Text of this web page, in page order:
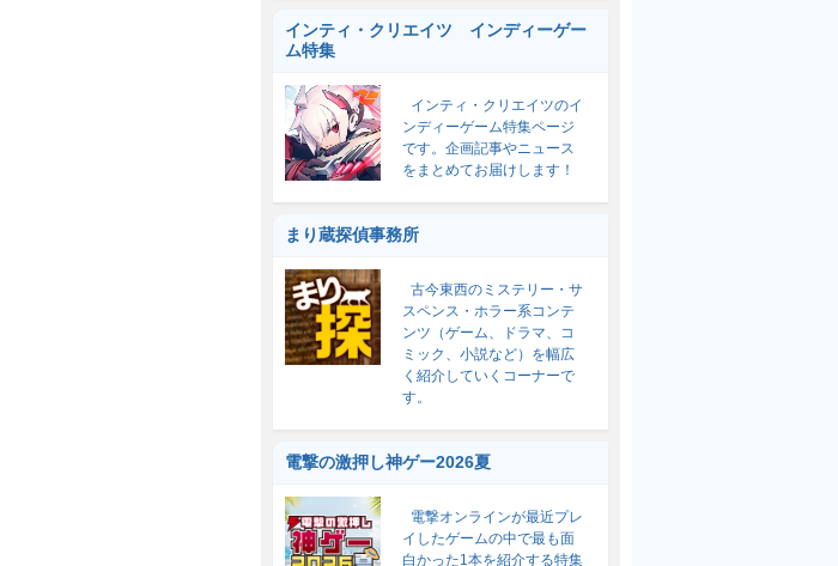
インティ・クリエイツ インディーゲー
ム特集
インティ・クリエイツのイ
ンディーゲーム特集ページ
です。企画記事やニュース
をまとめてお届けします！
まり蔵探偵事務所
古今東西のミステリー・サ
スペンス・ホラー系コンテ
ンツ（ゲーム、ドラマ、コ
ミック、小説など）を幅広
く紹介していくコーナーで
す。
電撃の激押し神ゲー2026夏
電撃オンラインが最近プレ
イしたゲームの中で最も面
白かった1本を紹介する特集